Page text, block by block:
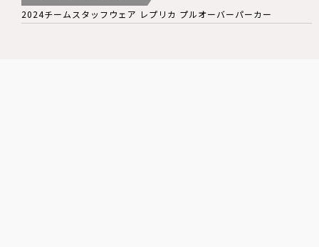
2024チームスタッフウェア レプリカ プルオーバーパーカー